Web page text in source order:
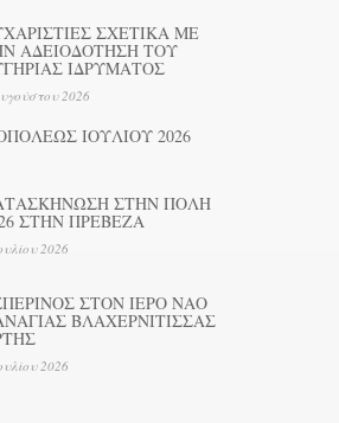
ΣΧΕΤΙΚΑ ΜΕ
ΑΔΕΙΟΔΟΤΗΣΗ ΤΟΥ
ΙΔΡΥΜΑΤΟΣ
2026
ΙΟΥΛΙΟΥ 2026
ΣΤΗΝ ΠΟΛΗ
ΣΤΗΝ ΠΡΕΒΕΖΑ
2026
ΣΤΟΝ ΙΕΡΟ ΝΑΟ
ΒΛΑΧΕΡΝΙΤΙΣΣΑΣ
2026